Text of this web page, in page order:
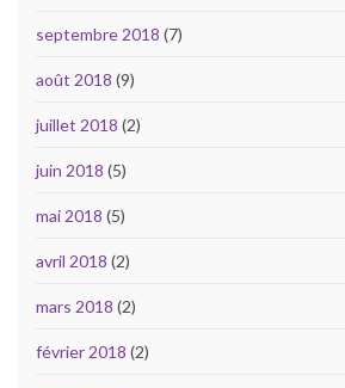
septembre 2018 (7)
août 2018 (9)
juillet 2018 (2)
juin 2018 (5)
mai 2018 (5)
avril 2018 (2)
mars 2018 (2)
février 2018 (2)